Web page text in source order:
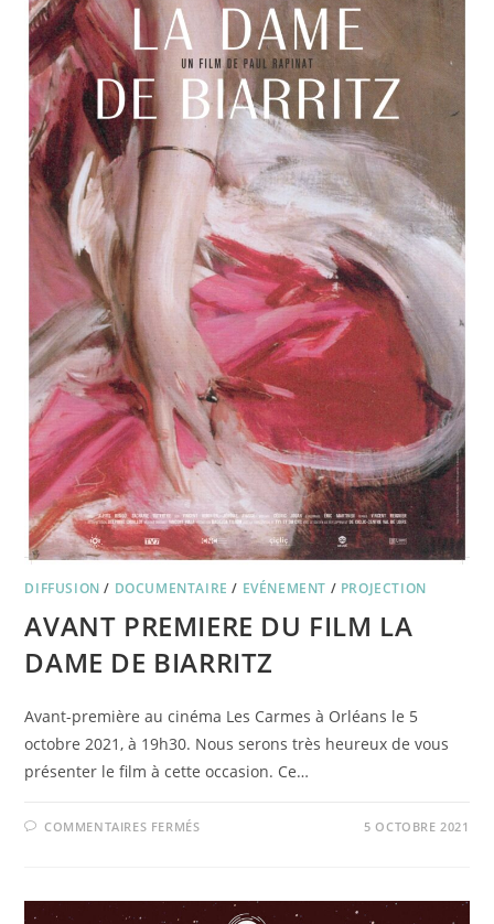
DIFFUSION / DOCUMENTAIRE / EVÉNEMENT / PROJECTION
AVANT PREMIERE DU FILM LA
DAME DE BIARRITZ
Avant-première au cinéma Les Carmes à Orléans le 5
octobre 2021, à 19h30. Nous serons très heureux de vous
présenter le film à cette occasion. Ce…
COMMENTAIRES FERMÉSSUR
LA
DAME
5 OCTOBRE 2021